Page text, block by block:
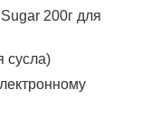
200г для
сусла)